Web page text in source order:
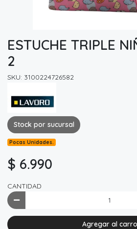
ESTUCHE TRIPLE
2
SKU: 3100224726582
Stock por sucursal
Pocas Unidades.
$ 6.990
CANTIDAD
Agregar al carro